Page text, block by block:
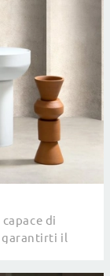
di
garantirti il